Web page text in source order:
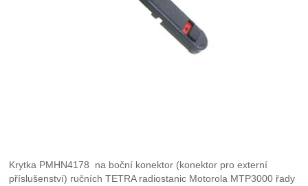
Krytka PMHN4178 na boční konektor (konektor pro externí
příslušenství) ručních TETRA radiostanic Motorola MTP3000 řady